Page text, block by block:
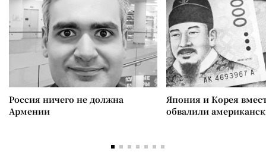
Россия ничего не должна
Армении
Япония и Корея
обвалили